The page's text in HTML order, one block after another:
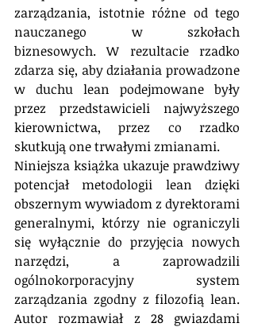
zarządzania, istotnie różne od tego
nauczanego w szkołach
biznesowych. W rezultacie rzadko
zdarza się, aby działania prowadzone
w duchu lean podejmowane były
przez przedstawicieli najwyższego
kierownictwa, przez co rzadko
skutkują one trwałymi zmianami.
Niniejsza książka ukazuje prawdziwy
potencjał metodologii lean dzięki
obszernym wywiadom z dyrektorami
generalnymi, którzy nie ograniczyli
się wyłącznie do przyjęcia nowych
narzędzi, a zaprowadzili
ogólnokorporacyjny system
zarządzania zgodny z filozofią lean.
Autor rozmawiał z 28 gwiazdami